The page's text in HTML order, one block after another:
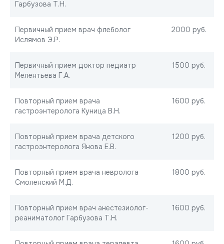
Гарбузова Т.Н.
Первичный прием врач флеболог
Ислямов Э.Р.
2000 руб.
Первичный прием доктор педиатр
Мелентьева Г.А.
1500 руб.
Повторный прием врача
гастроэнтеролога Куница В.Н.
1600 руб.
Повторный прием врача детского
гастроэнтеролога Янова Е.В.
1200 руб.
Повторный прием врача невролога
Смоленский М.Д.
1800 руб.
Повторный прием врач анестезиолог-
реаниматолог Гарбузова Т.Н.
1600 руб.